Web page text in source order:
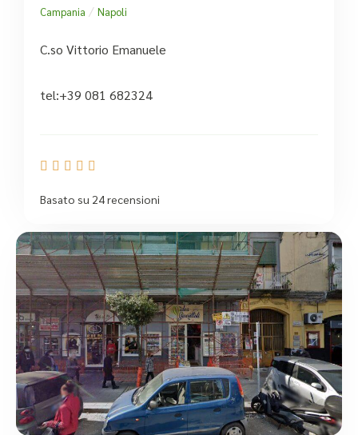
Campania / Napoli
C.so Vittorio Emanuele
tel:+39 081 682324
    
Basato su 24 recensioni